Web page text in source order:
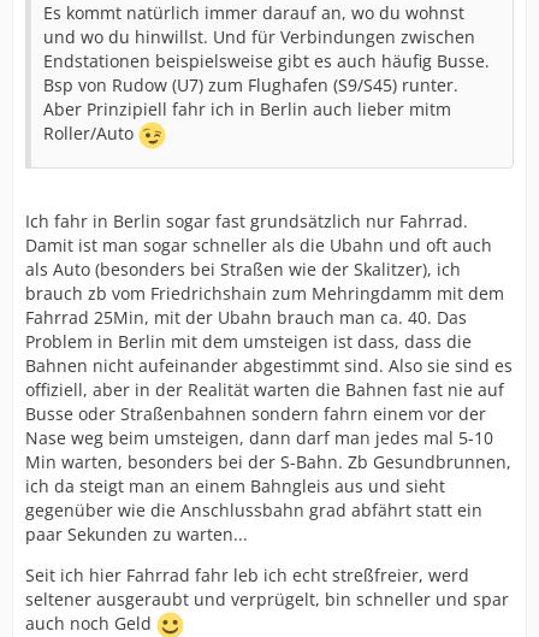
Es kommt natürlich immer darauf an, wo du wohnst
und wo du hinwillst. Und für Verbindungen zwischen
Endstationen beispielsweise gibt es auch häufig Busse.
Bsp von Rudow (U7) zum Flughafen (S9/S45) runter.
Aber Prinzipiell fahr ich in Berlin auch lieber mitm
Roller/Auto
Ich fahr in Berlin sogar fast grundsätzlich nur Fahrrad.
Damit ist man sogar schneller als die Ubahn und oft auch
als Auto (besonders bei Straßen wie der Skalitzer), ich
brauch zb vom Friedrichshain zum Mehringdamm mit dem
Fahrrad 25Min, mit der Ubahn brauch man ca. 40. Das
Problem in Berlin mit dem umsteigen ist dass, dass die
Bahnen nicht aufeinander abgestimmt sind. Also sie sind es
offiziell, aber in der Realität warten die Bahnen fast nie auf
Busse oder Straßenbahnen sondern fahrn einem vor der
Nase weg beim umsteigen, dann darf man jedes mal 5-10
Min warten, besonders bei der S-Bahn. Zb Gesundbrunnen,
ich da steigt man an einem Bahngleis aus und sieht
gegenüber wie die Anschlussbahn grad abfährt statt ein
paar Sekunden zu warten...
Seit ich hier Fahrrad fahr leb ich echt streßfreier, werd
seltener ausgeraubt und verprügelt, bin schneller und spar
auch noch Geld